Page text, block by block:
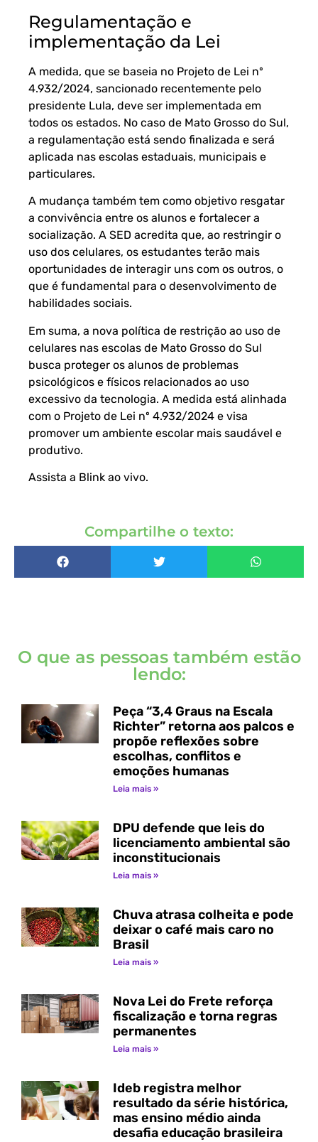
Regulamentação e
implementação da Lei
A medida, que se baseia no Projeto de Lei nº
4.932/2024, sancionado recentemente pelo
presidente Lula, deve ser implementada em
todos os estados. No caso de Mato Grosso do Sul,
a regulamentação está sendo finalizada e será
aplicada nas escolas estaduais, municipais e
particulares.
A mudança também tem como objetivo resgatar
a convivência entre os alunos e fortalecer a
socialização. A SED acredita que, ao restringir o
uso dos celulares, os estudantes terão mais
oportunidades de interagir uns com os outros, o
que é fundamental para o desenvolvimento de
habilidades sociais.
Em suma, a nova política de restrição ao uso de
celulares nas escolas de Mato Grosso do Sul
busca proteger os alunos de problemas
psicológicos e físicos relacionados ao uso
excessivo da tecnologia. A medida está alinhada
com o Projeto de Lei nº 4.932/2024 e visa
promover um ambiente escolar mais saudável e
produtivo.
Assista a Blink ao vivo.
Compartilhe o texto:
O que as pessoas também estão
lendo:
Peça “3,4 Graus na Escala
Richter” retorna aos palcos e
propõe reflexões sobre
escolhas, conflitos e
emoções humanas
Leia mais »
DPU defende que leis do
licenciamento ambiental são
inconstitucionais
Leia mais »
Chuva atrasa colheita e pode
deixar o café mais caro no
Brasil
Leia mais »
Nova Lei do Frete reforça
fiscalização e torna regras
permanentes
Leia mais »
Ideb registra melhor
resultado da série histórica,
mas ensino médio ainda
desafia educação brasileira